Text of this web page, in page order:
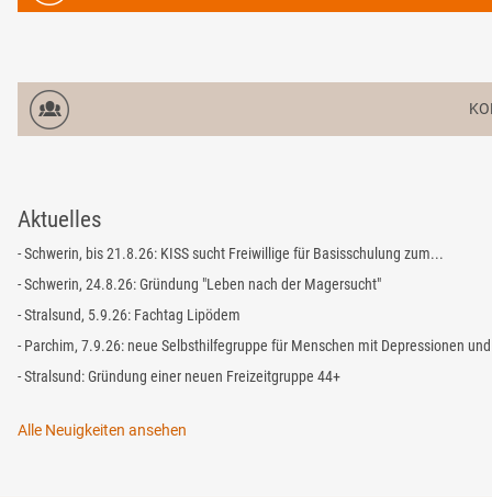
Aktuelles
- Schwerin, bis 21.8.26: KISS sucht Freiwillige für Basisschulung zum...
- Schwerin, 24.8.26: Gründung "Leben nach der Magersucht"
- Stralsund, 5.9.26: Fachtag Lipödem
- Parchim, 7.9.26: neue Selbsthilfegruppe für Menschen mit Depressionen
- Stralsund: Gründung einer neuen Freizeitgruppe 44+
Alle Neuigkeiten ansehen